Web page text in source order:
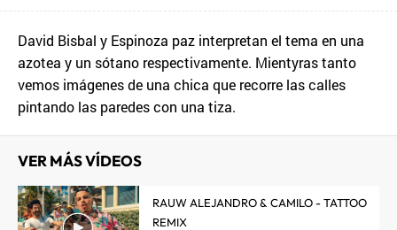
David Bisbal y Espinoza paz interpretan el tema en una
azotea y un sótano respectivamente. Mientyras tanto
vemos imágenes de una chica que recorre las calles
pintando las paredes con una tiza.
VER MÁS VÍDEOS
RAUW ALEJANDRO & CAMILO - TATTOO
REMIX